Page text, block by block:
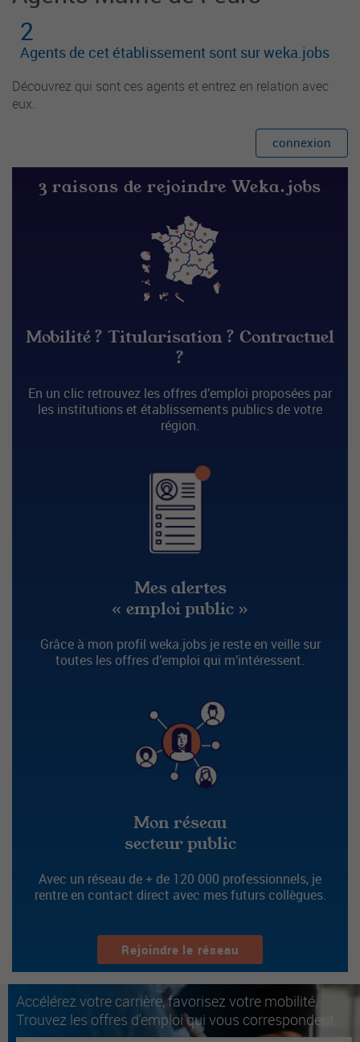
2
Agents de cet établissement sont sur weka.jobs
Découvrez qui sont ces agents et entrez en relation avec
eux.
connexion
3 raisons de rejoindre Weka.jobs
Mobilité ? Titularisation ? Contractuel
?
En un clic retrouvez les offres d’emploi proposées par
les institutions et établissements publics de votre
région.
Mes alertes
« emploi public »
Grâce à mon profil weka.jobs je reste en veille sur
toutes les offres d’emploi qui m’intéressent.
Mon réseau
secteur public
Avec un réseau de + de 120 000 professionnels, je
rentre en contact direct avec mes futurs collègues.
Rejoindre le réseau
Accélérez votre carrière, favorisez votre mobilité.
Trouvez les offres d'emploi qui vous correspondent.